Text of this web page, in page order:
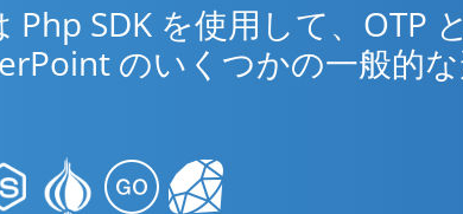
SDK を使用して、OTP と
のいくつかの一般的